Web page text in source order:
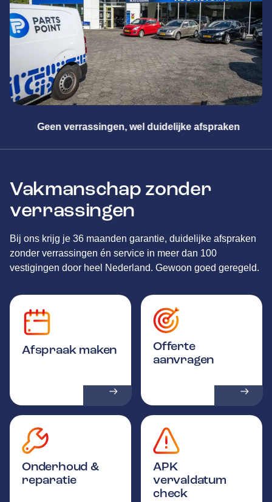
Meester in alle merken
Vakmanschap zonder
verrassingen
Bij ons krijg je 36 maanden garantie, duidelijke afspraken
zonder verrassingen én service in meer dan 100
vestigingen door heel Nederland. Gewoon goed geregeld.
Afspraak maken
Offerte
aanvragen
Onderhoud &
reparatie
APK
vervaldatum
check